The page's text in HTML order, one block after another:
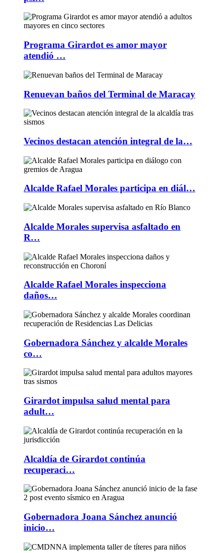
Programa Girardot es amor mayor
atendió …
Renuevan baños del Terminal de Maracay
Vecinos destacan atención integral de la…
Alcalde Rafael Morales participa en diál…
Alcalde Morales supervisa asfaltado en
R…
Alcalde Rafael Morales inspecciona
daños…
Gobernadora Sánchez y alcalde Morales
co…
Girardot impulsa salud mental para
adult…
Alcaldía de Girardot continúa
recuperaci…
Gobernadora Joana Sánchez anunció
inicio…